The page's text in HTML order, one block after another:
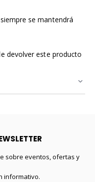
se mantendrá
devolver este producto
sobre eventos, ofertas y
informativo.